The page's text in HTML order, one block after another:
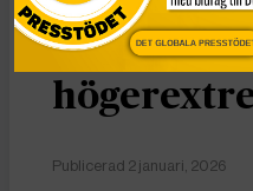
Vad
lära oss
Publicerad 2 januari, 2026
DET GLOBALA